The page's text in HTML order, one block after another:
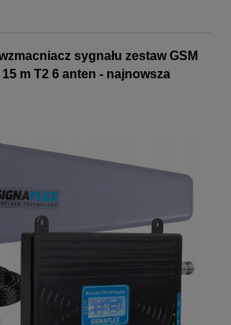
sygnału zestaw GSM
m T2 6 anten - najnowsza